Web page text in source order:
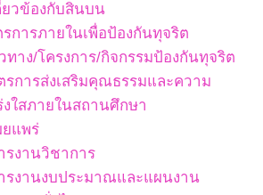
ยวข้องกับสินบน
รการภายในเพื่อป้องกันทุจริต
ทาง/โครงการ/กิจกรรมป้องกันทุจริต
รการส่งเสริมคุณธรรมและความ
งใสภายในสถานศึกษา
ยแพร่
รงานวิชาการ
รงานงบประมาณและแผนงาน